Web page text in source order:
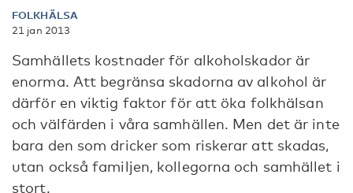
FOLKHÄLSA
21 jan 2013
Samhällets kostnader för alkoholskador är
enorma. Att begränsa skadorna av alkohol är
därför en viktig faktor för att öka folkhälsan
och välfärden i våra samhällen. Men det är inte
bara den som dricker som riskerar att skadas,
utan också familjen, kollegorna och samhället i
stort.